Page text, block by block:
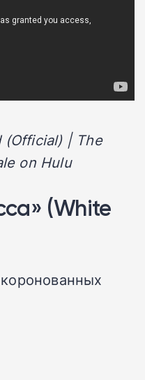
(Official) | The
on Hulu
(White